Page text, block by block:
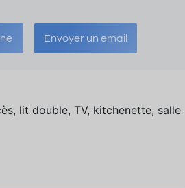
Envoyer un email
lit double, TV, kitchenette, salle